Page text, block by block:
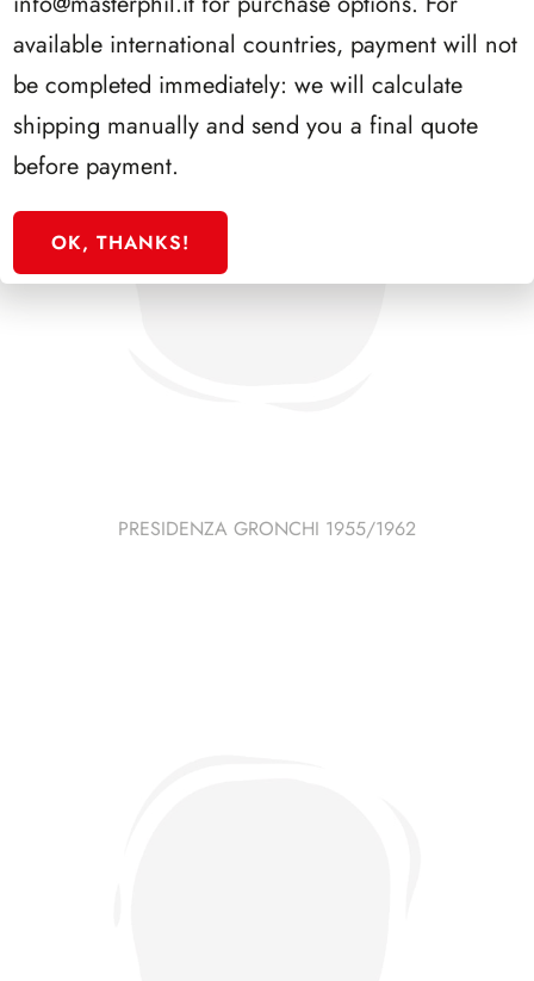
PRESIDENZA GRONCHI 1955/1962
available international countries, payment will not
be completed immediately: we will calculate
shipping manually and send you a final quote
before payment.
OK, THANKS!